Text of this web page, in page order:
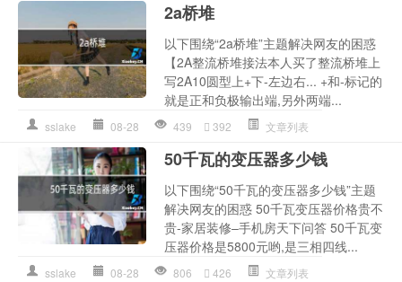
2a桥堆
以下围绕“2a桥堆”主题解决网友的困惑
【2A整流桥堆接法本人买了整流桥堆上
写2A10圆型上+下-左边右... +和-标记的
就是正和负极输出端,另外两端...
sslake 08-28 439 392 文章列表
50千瓦的变压器多少钱
以下围绕“50千瓦的变压器多少钱”主题
解决网友的困惑 50千瓦变压器价格贵不
贵-家居装修–手机房天下问答 50千瓦变
压器价格是5800元哟,是三相四线...
sslake 08-28 806 426 文章列表